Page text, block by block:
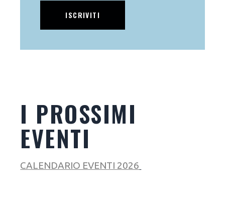
ISCRIVITI
I PROSSIMI
EVENTI
CALENDARIO EVENTI 2026